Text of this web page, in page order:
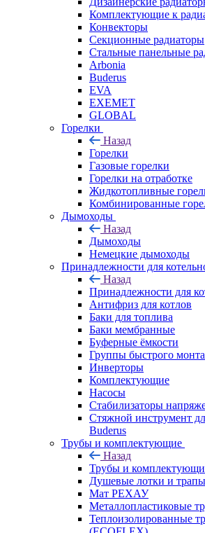
Комплектующие к
Конвекторы
Секционные радиаторы
Стальные панельные
Arbonia
Buderus
EVA
EXEMET
GLOBAL
Горелки
Назад
Горелки
Газовые горелки
Горелки на отработке
Жидкотопливные
Комбинированные
Дымоходы
Назад
Дымоходы
Немецкие дымоходы
Принадлежности для
Назад
Принадлежности для
Антифриз для котлов
Баки для топлива
Баки мембранные
Буферные ёмкости
Группы быстрого
Инверторы
Комплектующие
Насосы
Стабилизаторы
Стяжной инструмент
Buderus
Трубы и комплектующие
Назад
Трубы и
Душевые лотки и трапы
Мат РЕХАУ
Металлопластиковые
Теплоизолированные